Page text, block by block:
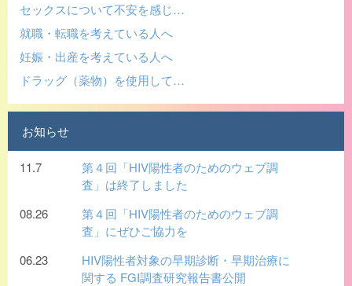
セックスについて不安を感じ…
就職・転職を考えている人へ
妊娠・出産を考えている人へ
ドラッグ（薬物）を使用して…
お知らせ
11.7
第４回「HIV陽性者のためのウェブ調
査」は終了しました
08.26
第４回「HIV陽性者のためのウェブ調
査」にぜひご協力を
06.23
HIV陽性者対象の早期診断・早期治療に
関する FGI調査研究報告書公開